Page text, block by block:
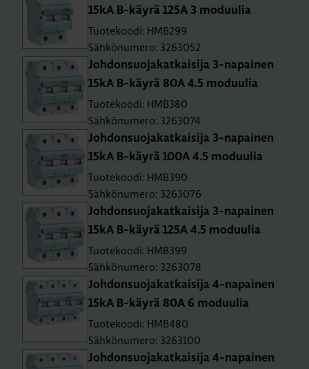
15kA B-käy­rä 125A 3 mo­duu­lia
Tuotekoodi: HMB299
Sähkönumero: 3263052
Joh­don­suo­ja­kat­kai­si­ja 3-na­pai­nen
15kA B-käy­rä 80A 4.5 mo­duu­lia
Tuotekoodi: HMB380
Sähkönumero: 3263074
Joh­don­suo­ja­kat­kai­si­ja 3-na­pai­nen
15kA B-käy­rä 100A 4.5 mo­duu­lia
Tuotekoodi: HMB390
Sähkönumero: 3263076
Joh­don­suo­ja­kat­kai­si­ja 3-na­pai­nen
15kA B-käy­rä 125A 4.5 mo­duu­lia
Tuotekoodi: HMB399
Sähkönumero: 3263078
Joh­don­suo­ja­kat­kai­si­ja 4-na­pai­nen
15kA B-käy­rä 80A 6 mo­duu­lia
Tuotekoodi: HMB480
Sähkönumero: 3263100
Joh­don­suo­ja­kat­kai­si­ja 4-na­pai­nen